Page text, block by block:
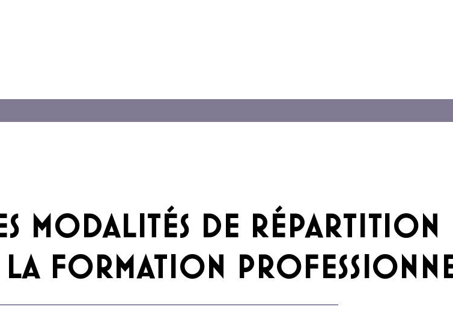
MODALITÉS DE RÉPARTITION
FORMATION